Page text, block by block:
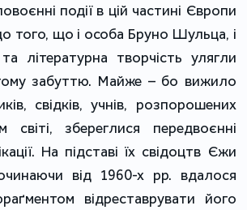
події в цій частині Європи
того, що і особа Бруно Шульца, і
літературна творчість улягли
забуттю. Майже – бо вижило
свідків, учнів, розпорошених
світі, збереглися передвоєнні
На підставі їх свідоцтв Єжи
від 1960-х рр. вдалося
відреставрувати його